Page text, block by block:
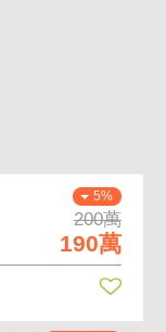
5%
200萬
190萬